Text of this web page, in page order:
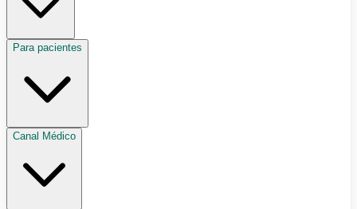
Para pacientes
Canal Médico